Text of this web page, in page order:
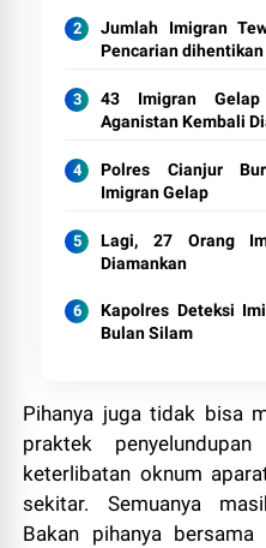
Jumlah Imigran
Pencarian dihentikan
43 Imigran
Aganistan Kembali
Polres Cianjur
Imigran Gelap
Lagi, 27 Orang
Diamankan
Kapolres Deteksi
Bulan Silam
Pihanya juga tidak bisa
praktek
keterlibatan oknum
sekitar. Semuanya
Bakan pihanya